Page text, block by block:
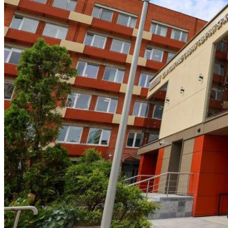
Какие Навыки Станут Ключевыми
Через 10 Лет И Как Подготовиться К Ним
Сегодня
Какие Кредиты Дают В Беларуси
На Китайские Автомобили
Шипы Или Липучка? Что Выбрать В
Условиях Российской Зимы?
7 Домашних Методов Для Улучшения
Памяти И Концентрации